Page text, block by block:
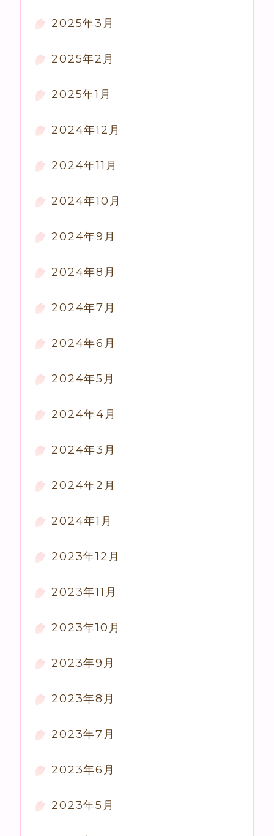
2025年3月
2025年2月
2025年1月
2024年12月
2024年11月
2024年10月
2024年9月
2024年8月
2024年7月
2024年6月
2024年5月
2024年4月
2024年3月
2024年2月
2024年1月
2023年12月
2023年11月
2023年10月
2023年9月
2023年8月
2023年7月
2023年6月
2023年5月